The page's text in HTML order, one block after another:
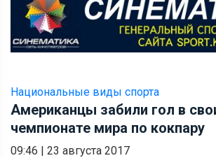
Национальные виды спорта
Американцы забили гол в
чемпионате мира по кокпару
09:46 | 23 августа 2017